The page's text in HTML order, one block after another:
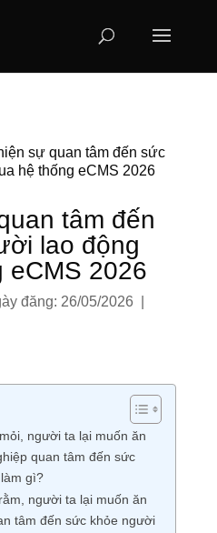
sự quan tâm đến sức
hệ thống eCMS 2026
tâm đến
lao động
eCMS 2026
đăng: 26/05/2026 |
người ta lại muốn ăn
quan tâm đến sức
gì?
người ta lại muốn ăn
tâm đến sức khỏe người